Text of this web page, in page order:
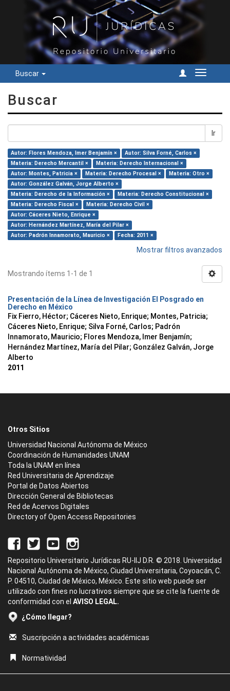
Buscar
Cambiar
Buscar
Ir
Autor: Flores Mendoza, Imer Benjamín ×
Autor: Silva Forné, Carlos ×
Materia: Derecho Mercantil ×
Materia: Derecho Internacional ×
Autor: Montes, Patricia ×
Materia: Derecho Procesal ×
Materia: Otro ×
Autor: González Galván, Jorge Alberto ×
Materia: Derecho de la Información ×
Materia: Derecho Constitucional ×
Materia: Derecho Fiscal ×
Materia: Derecho Civil ×
Autor: Cáceres Nieto, Enrique ×
Autor: Hernández Martínez, María del Pilar ×
Autor: Padrón Innamorato, Mauricio ×
Fecha: 2011 ×
Mostrar filtros avanzados
Mostrando ítems 1-1 de 1
Presentación de la Línea de Investigación El Posgrado en
Derecho en México
Fix Fierro, Héctor; Cáceres Nieto, Enrique; Montes, Patricia;
Cáceres Nieto, Enrique; Silva Forné, Carlos; Padrón
Innamorato, Mauricio; Flores Mendoza, Imer Benjamín;
Hernández Martínez, María del Pilar; González Galván, Jorge
Alberto
2011
Otros Sitios
Universidad Nacional Autónoma de México
Coordinación de Humanidades UNAM
Toda la UNAM en línea
Red Universitaria de Aprendizaje
Portal de Datos Abiertos
Dirección General de Bibliotecas
Red de Acervos Digitales
Directory of Open Access Repositories
Repositorio Universitario Jurídicas RU-IIJ D.R. © 2018. Universidad
Nacional Autónoma de México, Ciudad Universitaria, Coyoacán, C.
P. 04510, Ciudad de México, México. Este sitio web puede ser
utilizado con fines no lucrativos siempre que se cite la fuente de
conformidad con el AVISO LEGAL.
¿Cómo llegar?
Suscripción a actividades académicas
Normatividad